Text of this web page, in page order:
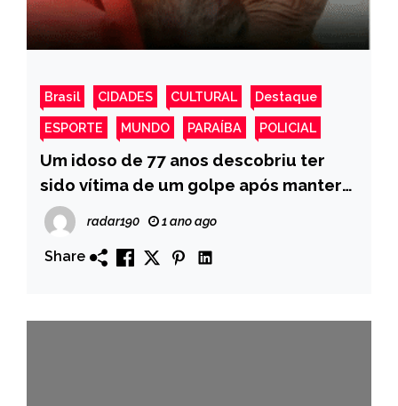
Brasil CIDADES CULTURAL Destaque
ESPORTE MUNDO PARAÍBA POLICIAL
Um idoso de 77 anos descobriu ter
sido vítima de um golpe após manter
um relacionamento virtual com uma
suposta jovem de 21 anos
radar190 1 ano ago
Share